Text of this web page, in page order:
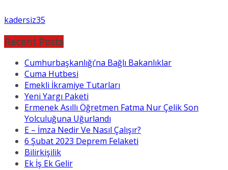
kadersiz35
Recent Posts
Cumhurbaşkanlığı’na Bağlı Bakanlıklar
Cuma Hutbesi
Emekli İkramiye Tutarları
Yeni Yargı Paketi
Ermenek Asıllı Öğretmen Fatma Nur Çelik Son
Yolculuğuna Uğurlandı
E – İmza Nedir Ve Nasıl Çalışır?
6 Şubat 2023 Deprem Felaketi
Bilirkişilik
Ek İş Ek Gelir